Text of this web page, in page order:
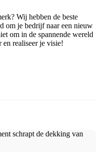
Wij hebben de beste
om je bedrijf naar een nieuw
om in de spannende wereld
realiseer je visie!